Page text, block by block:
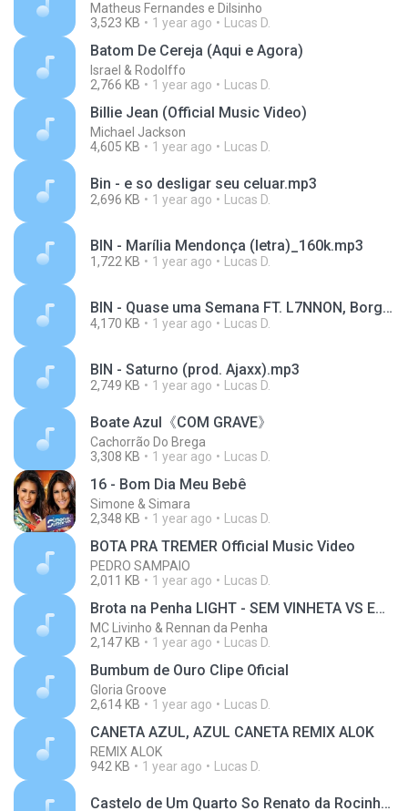
Matheus Fernandes e Dilsinho
3,523 KB
1 year ago Lucas D.
Batom De Cereja (Aqui e Agora)
Israel & Rodolffo
2,766 KB
1 year ago Lucas D.
Billie Jean (Official Music Video)
Michael Jackson
4,605 KB
1 year ago Lucas D.
Bin - e so desligar seu celuar.mp3
2,696 KB 1 year ago Lucas D.
BIN - Marília Mendonça (letra)_160k.mp3
1,722 KB 1 year ago Lucas D.
BIN - Quase uma Semana FT. L7NNON, Borges (prod.Ajaxx)_160k.mp3
4,170 KB 1 year ago Lucas D.
BIN - Saturno (prod. Ajaxx).mp3
2,749 KB 1 year ago Lucas D.
Boate Azul《COM GRAVE》
Cachorrão Do Brega
3,308 KB
1 year ago Lucas D.
16 - Bom Dia Meu Bebê
Simone & Simara
2,348 KB
1 year ago Lucas D.
BOTA PRA TREMER Official Music Video
PEDRO SAMPAIO
2,011 KB
1 year ago Lucas D.
Brota na Penha LIGHT - SEM VINHETA VS EDITADA
MC Livinho & Rennan da Penha
2,147 KB
1 year ago Lucas D.
Bumbum de Ouro Clipe Oficial
Gloria Groove
2,614 KB
1 year ago Lucas D.
CANETA AZUL, AZUL CANETA REMIX ALOK
REMIX ALOK
942 KB
1 year ago Lucas D.
Castelo de Um Quarto So Renato da Rocinha Clipe Oficial